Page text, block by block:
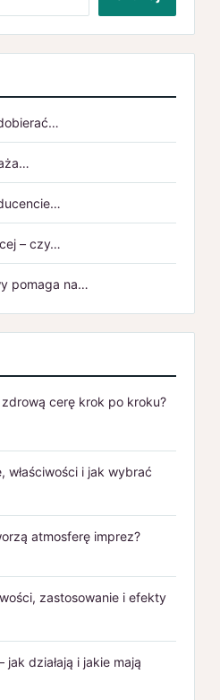
– czy…
pomaga na…
cerę krok po kroku?
właściwości i jak wybrać
atmosferę imprez?
zastosowanie i efekty
działają i jakie mają